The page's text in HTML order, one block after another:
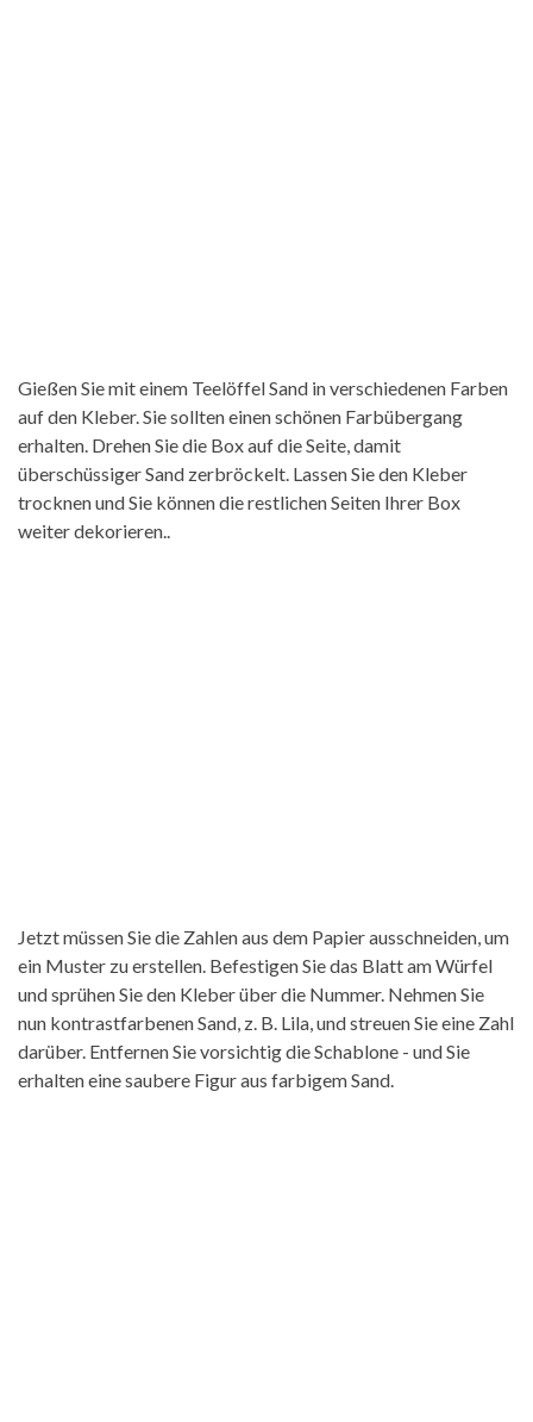
Gießen Sie mit einem Teelöffel Sand in verschiedenen Farben
auf den Kleber. Sie sollten einen schönen Farbübergang
erhalten. Drehen Sie die Box auf die Seite, damit
überschüssiger Sand zerbröckelt. Lassen Sie den Kleber
trocknen und Sie können die restlichen Seiten Ihrer Box
weiter dekorieren..
Jetzt müssen Sie die Zahlen aus dem Papier ausschneiden, um
ein Muster zu erstellen. Befestigen Sie das Blatt am Würfel
und sprühen Sie den Kleber über die Nummer. Nehmen Sie
nun kontrastfarbenen Sand, z. B. Lila, und streuen Sie eine Zahl
darüber. Entfernen Sie vorsichtig die Schablone - und Sie
erhalten eine saubere Figur aus farbigem Sand.